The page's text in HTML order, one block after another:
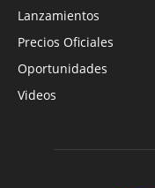
Lanzamientos
Precios Oficiales
Oportunidades
Videos